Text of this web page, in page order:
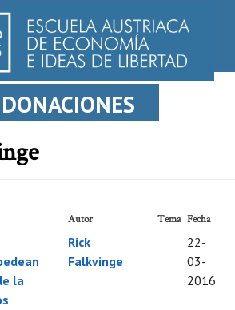
DONACIONES
Autor Tema Fecha
la
Rick
Falkvinge
22-
03-
2016